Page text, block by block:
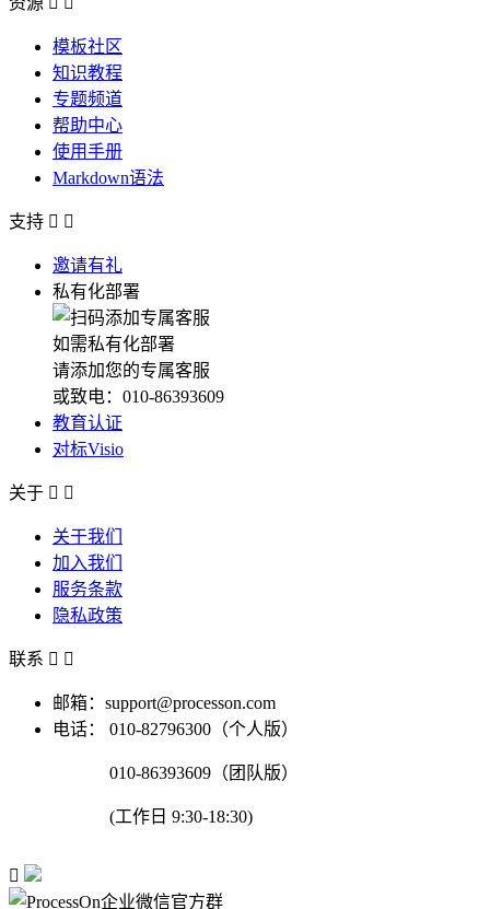
模板社区
知识教程
专题频道
帮助中心
使用手册
Markdown语法
支持  
邀请有礼
私有化部署
如需私有化部署
请添加您的专属客服
或致电：010-86393609
教育认证
对标Visio
关于  
关于我们
加入我们
服务条款
隐私政策
联系  
邮箱：support@processon.com
电话：
010-82796300（个人版）
010-86393609（团队版）
(工作日 9:30-18:30)
